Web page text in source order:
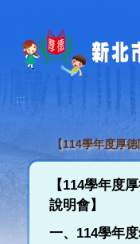
容:::
【114學年度厚
【114學年度
說明會】
一、 114學年